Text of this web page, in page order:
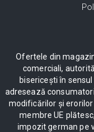
Ofertele din
comerciali,
bisericești în
adresează
modificărilor și
membre UE
impozit german pe